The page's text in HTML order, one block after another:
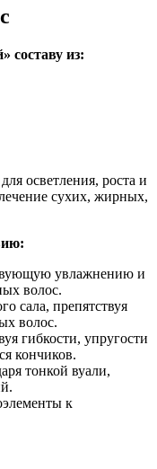
составу из:
увлажнению и
волос.
сала, препятствуя
волос.
гибкости, упругости
кончиков.
тонкой вуали,
к